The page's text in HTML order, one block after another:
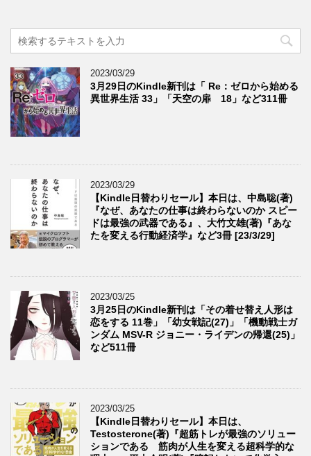
2023/03/29
3月29日のKindle新刊は「 Re：ゼロから始める
異世界生活 33」「天空の扉 18」など311冊
2023/03/29
【Kindle日替わりセール】本日は、中島聡(著)
『なぜ、あなたの仕事は終わらないのか スピー
ドは最強の武器である』、大竹文雄(著)『あな
たを変える行動経済学』など3冊 [23/3/29]
2023/03/25
3月25日のKindle新刊は「その着せ替え人形は
恋をする 11巻」「幼女戦記(27)」「機動戦士ガ
ンダム MSV-R ジョニー・ライデンの帰還(25)」
など511冊
2023/03/25
【Kindle日替わりセール】本日は、
Testosterone(著)『超筋トレが最強のソリュー
ションである 筋肉が人生を変える超科学的な